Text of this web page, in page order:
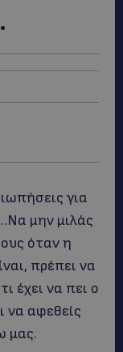
για
μην μιλάς
όταν η
πρέπει να
έχει να πει ο
να αφεθείς
μας.